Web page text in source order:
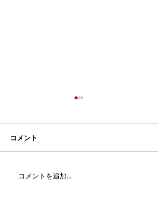
MFC DREAM FIGHT 24にご
コメント
コメントを追加…